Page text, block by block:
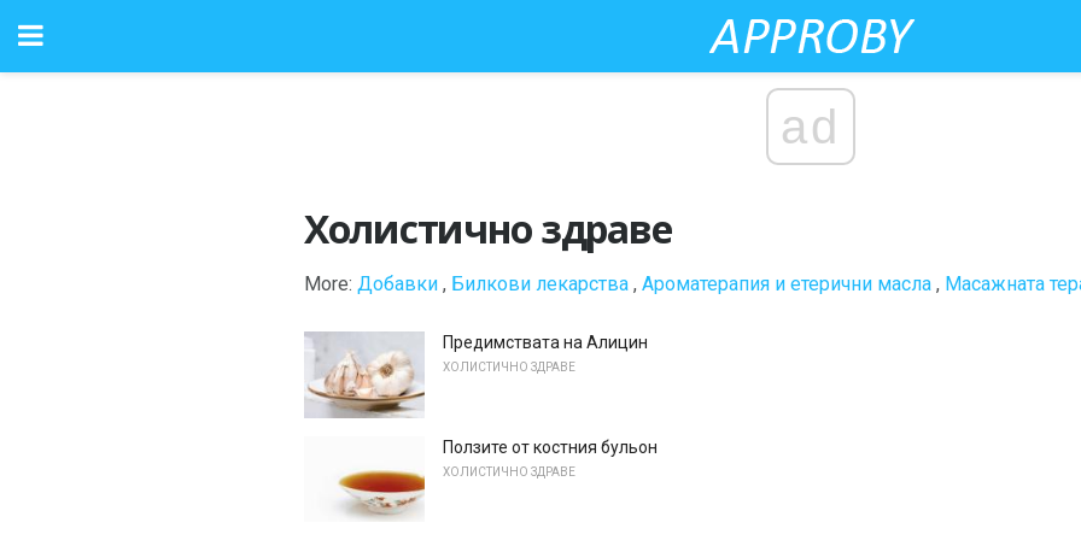
ad
Холистично здраве
More: Добавки , Билкови лекарства , Ароматерапия и етерични масла , Масажната
Предимствата на Алицин
ХОЛИСТИЧНО ЗДРАВЕ
Ползите от костния бульон
ХОЛИСТИЧНО ЗДРАВЕ